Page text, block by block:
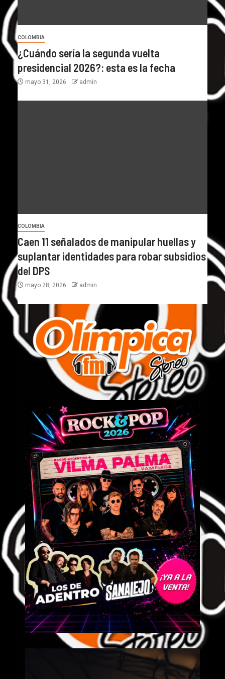
COLOMBIA
¿Cuándo sería la segunda vuelta
presidencial 2026?: esta es la fecha
mayo 31, 2026 admin
COLOMBIA
Caen 11 señalados de manipular huellas y
suplantar identidades para robar subsidios
del DPS
mayo 28, 2026 admin